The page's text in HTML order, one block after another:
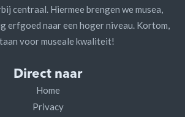
centraal. Hiermee brengen we musea,
erfgoed naar een hoger niveau. Kortom,
voor museale kwaliteit!
Direct naar
Home
Privacy